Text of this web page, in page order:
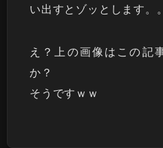
い出すとゾッとします。。
え？上の画像はこの記
か？
そうですｗｗ